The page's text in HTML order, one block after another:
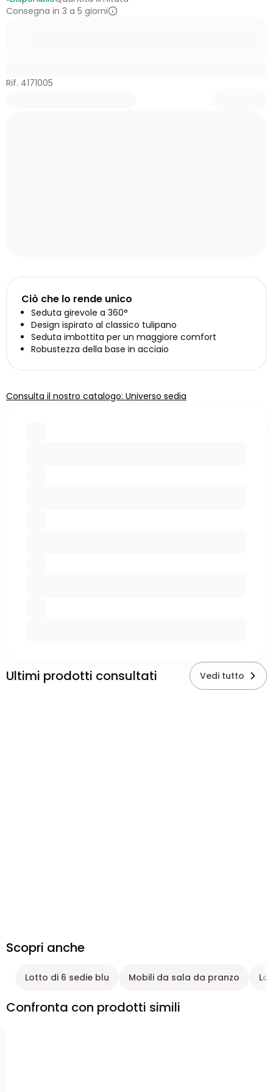
Consegna in 3 a 5 giorni
Rif. 4171005
Ciò che lo rende unico
Seduta girevole a 360°
Design ispirato al classico tulipano
Seduta imbottita per un maggiore comfort
Robustezza della base in acciaio
Consulta il nostro catalogo: Universo sedia
Ultimi prodotti consultati Vedi tutto
Scopri anche
Lotto di 6 sedie blu Mobili da sala da pranzo
Confronta con prodotti simili